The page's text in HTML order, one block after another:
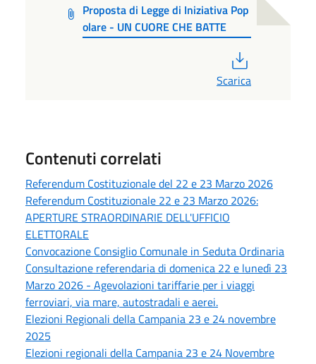
Proposta di Legge di Iniziativa Pop
olare - UN CUORE CHE BATTE
Scarica
Contenuti correlati
Referendum Costituzionale del 22 e 23 Marzo 2026
Referendum Costituzionale 22 e 23 Marzo 2026:
APERTURE STRAORDINARIE DELL'UFFICIO
ELETTORALE
Convocazione Consiglio Comunale in Seduta Ordinaria
Consultazione referendaria di domenica 22 e lunedì 23
Marzo 2026 - Agevolazioni tariffarie per i viaggi
ferroviari, via mare, autostradali e aerei.
Elezioni Regionali della Campania 23 e 24 novembre
2025
Elezioni regionali della Campania 23 e 24 Novembre